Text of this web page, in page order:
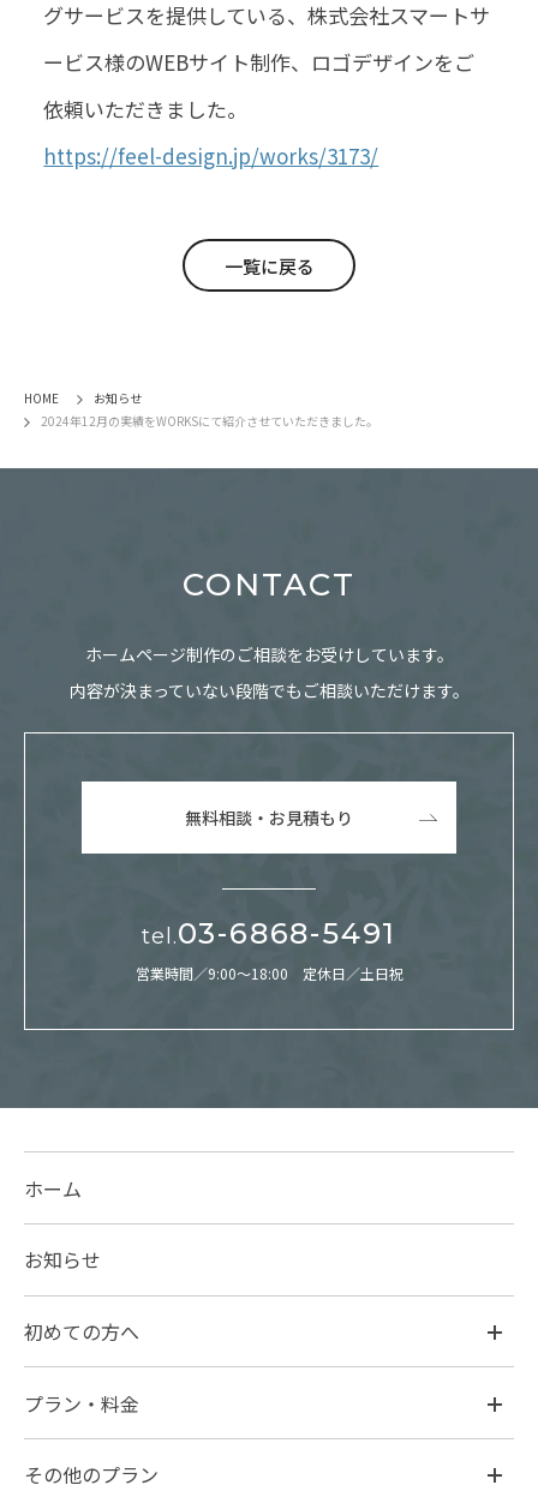
グサービスを提供している、株式会社スマートサ
ービス様のWEBサイト制作、ロゴデザインをご
依頼いただきました。
https://feel-design.jp/works/3173/
一覧に戻る
HOME
お知らせ
2024年12月の実績をWORKSにて紹介させていただきました。
CONTACT
ホームページ制作のご相談をお受けしています。
内容が決まっていない段階でもご相談いただけます。
無料相談・お見積もり
tel.03-6868-5491
営業時間／9:00～18:00 定休日／土日祝
ホーム
お知らせ
初めての方へ
プラン・料金
その他のプラン